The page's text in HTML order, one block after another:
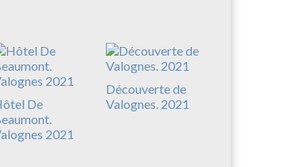
De
2021
Découverte de
Valognes. 2021